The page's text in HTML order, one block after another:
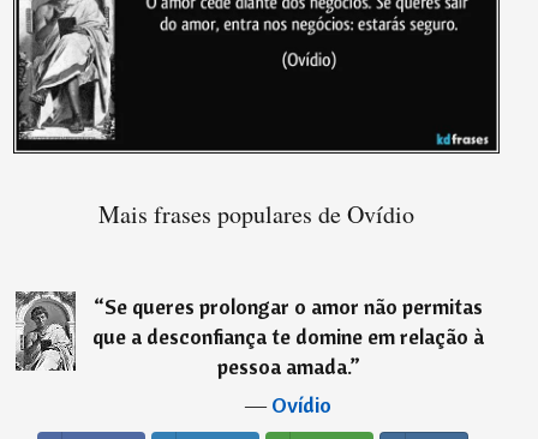
Mais frases populares de Ovídio
“Se queres prolongar o amor não permitas
que a desconfiança te domine em relação à
pessoa amada.”
―Ovídio